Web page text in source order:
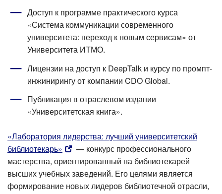
Доступ к программе практического курса
«Система коммуникации современного
университета: переход к новым сервисам» от
Университета ИТМО.
Лицензии на доступ к DeepTalk и курсу по промпт-
инжинирингу от компании CDO Global.
Публикация в отраслевом издании
«Университетская книга».
«Лаборатория лидерства: лучший университетский
библиотекарь»
— конкурс профессионального
мастерства, ориентированный на библиотекарей
высших учебных заведений. Его целями является
формирование новых лидеров библиотечной отрасли,